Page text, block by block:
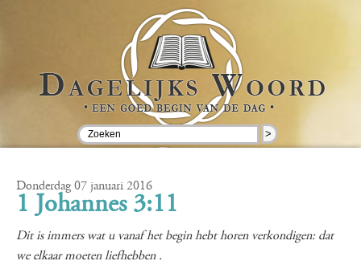
>
Donderdag 07 januari 2016
1 Johannes 3:11
Dit is immers wat u vanaf het begin hebt horen verkondigen: dat
we elkaar moeten liefhebben .